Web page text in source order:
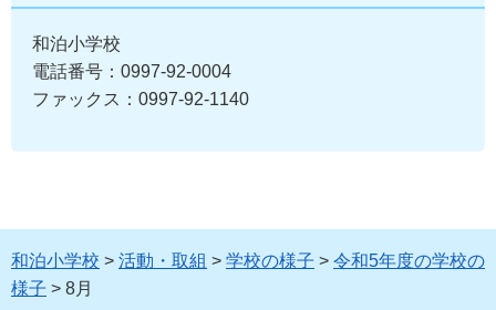
和泊小学校
電話番号：0997-92-0004
ファックス：0997-92-1140
和泊小学校 > 活動・取組 > 学校の様子 > 令和5年度の学校の
様子 > 8月